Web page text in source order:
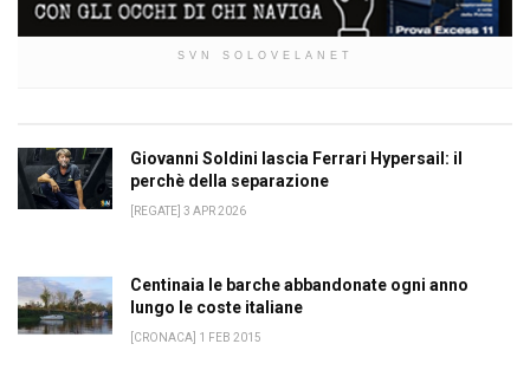
SVN SOLOVELANET
Giovanni Soldini lascia Ferrari Hypersail: il
perchè della separazione
[REGATE] 3 APR 2026
Centinaia le barche abbandonate ogni anno
lungo le coste italiane
[CRONACA] 1 FEB 2015